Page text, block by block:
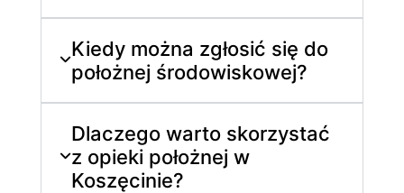
Kiedy można zgłosić się do
położnej środowiskowej?
Dlaczego warto skorzystać
z opieki położnej w
Koszęcinie?